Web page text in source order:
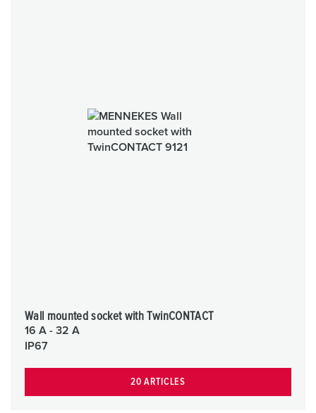
Wall mounted socket with TwinCONTACT
16 A - 32 A
IP67
20 ARTICLES